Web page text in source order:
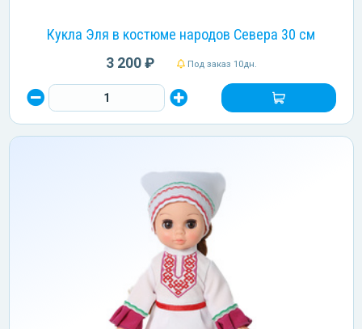
Кукла Эля в костюме народов Севера 30 см
3 200 ₽ Под заказ 10дн.